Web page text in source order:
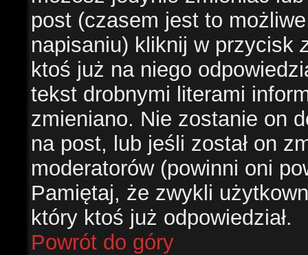
post (czasem jest to
napisaniu) kliknij w przycisk
ktoś już na niego
tekst drobnymi literami
zmieniano. Nie zostanie on
na post, lub jeśli został on
moderatorów (powinni oni
Pamiętaj, że zwykli
który ktoś już odpowiedział.
Powrót do góry